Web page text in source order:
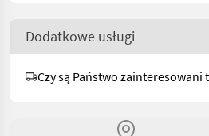
Dodatkowe usługi
Czy są Państwo zainteresowani